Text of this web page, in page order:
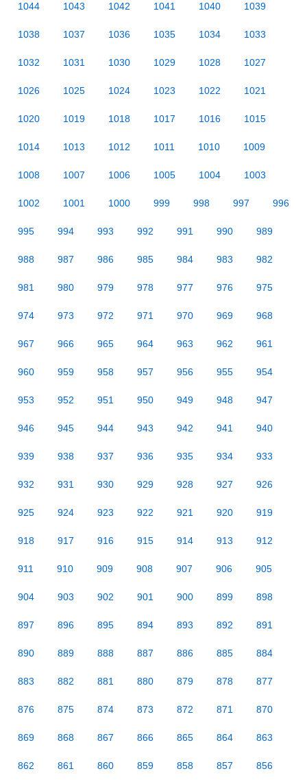
1044 1043 1042 1041 1040 1039
1038 1037 1036 1035 1034 1033
1032 1031 1030 1029 1028 1027
1026 1025 1024 1023 1022 1021
1020 1019 1018 1017 1016 1015
1014 1013 1012 1011 1010 1009
1008 1007 1006 1005 1004 1003
1002 1001 1000 999 998 997 996
995 994 993 992 991 990 989
988 987 986 985 984 983 982
981 980 979 978 977 976 975
974 973 972 971 970 969 968
967 966 965 964 963 962 961
960 959 958 957 956 955 954
953 952 951 950 949 948 947
946 945 944 943 942 941 940
939 938 937 936 935 934 933
932 931 930 929 928 927 926
925 924 923 922 921 920 919
918 917 916 915 914 913 912
911 910 909 908 907 906 905
904 903 902 901 900 899 898
897 896 895 894 893 892 891
890 889 888 887 886 885 884
883 882 881 880 879 878 877
876 875 874 873 872 871 870
869 868 867 866 865 864 863
862 861 860 859 858 857 856